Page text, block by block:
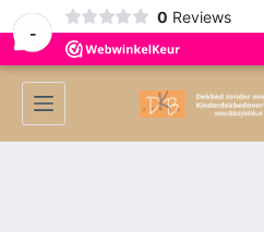
-
0 Reviews
Ga